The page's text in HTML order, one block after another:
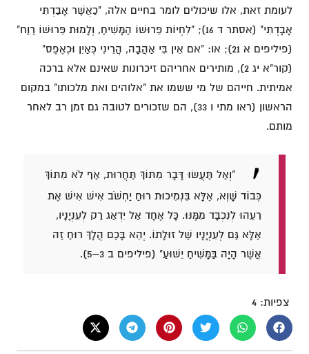
לעומת זאת, אלו שיכולים לומר בחיים אלה, "כַאֲשֶׁר אָבַדְתִּי
אָבָדְתִּי" (אסתר ד 16); "לִחְיוֹת פֵּרוּשׁוֹ הַמָּשִׁיחַ, וְלָמוּת פֵּרוּשׁוֹ רֶוַח"
(פיליפים א 21); או: "אם אֵין בִּי אַהֲבָה, הֲרֵינִי כְּאַיִן וּכְאֶפֶס"
(קור"א יג 2), מותירים אחריהם זיכרונות שאינם אלא ברכה
אמיתית. חייהם של מי ששמו את "אלוהים ואת מלכותו" במקום
הראשון (ראו מתי ו 33), הם שזכורים לטובה גם זמן רב לאחר
מותם.
"וְאַל תַּעֲשׂוּ דָּבָר מִתּוֹךְ תַּחֲרוּת, אַף לֹא מִתּוֹךְ
כְּבוֹד שָׁוְא, אֶלָּא בִּנְמִיכוּת רוּחַ יַחְשֹׁב אִישׁ אִישׁ אֶת
רֵעֵהוּ לְנִכְבָּד מִמֶּנּוּ. כָּל אֶחָד אַל יִדְאַג רַק לְעִנְיָנָיו,
אֶלָּא גַּם לְעִנְיָנָיו שֶׁל זוּלָתוֹ. יְהֵא בָּכֶם הֲלָךְ רוּחַ זֶה
אֲשֶׁר הָיָה בַּמָּשִׁיחַ יֵשׁוּעַ" (פיליפים ב 3–5).
צפיות: 4